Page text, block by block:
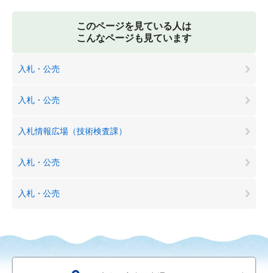
このページを見ている人は
こんなページも見ています
入札・公売
入札・公売
入札情報広場（技術検査課）
入札・公売
入札・公売